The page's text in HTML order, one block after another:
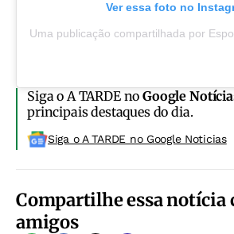
Ver essa foto no
Siga o A TARDE noGoogle
principais destaques do dia.
Siga o A TARDE no Google Noticias
Compartilhe essa notícia
amigos